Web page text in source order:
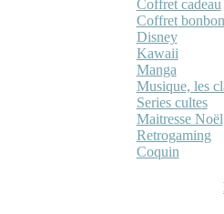
Coffret cadeau
Coffret bonbon
Disney
Kawaii
Manga
Musique, les
Series cultes
Maitresse Noël
Retrogaming
Coquin